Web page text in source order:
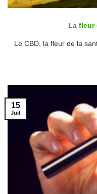
La fleur
Le CBD, la fleur de la
15
Juil